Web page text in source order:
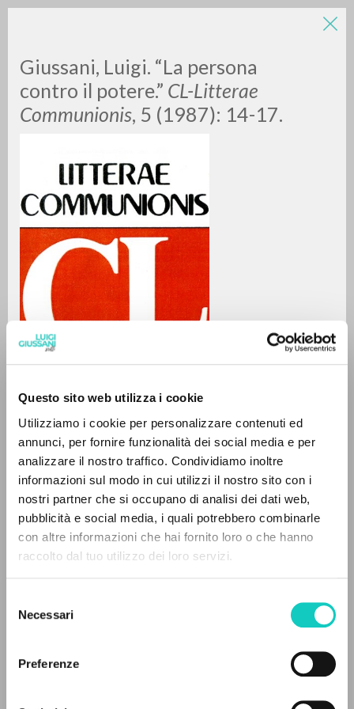
Questo sito web utilizza i cookie
Utilizziamo i cookie per personalizzare contenuti ed
annunci, per fornire funzionalità dei social media e per
analizzare il nostro traffico. Condividiamo inoltre
informazioni sul modo in cui utilizzi il nostro sito con i
nostri partner che si occupano di analisi dei dati web,
pubblicità e social media, i quali potrebbero combinarle
con altre informazioni che hai fornito loro o che hanno
raccolto dal tuo utilizzo dei loro servizi.
delNecessari
Preferenze
Giussani, Luigi. “La persona
contro il potere.” CL-Litterae
Communionis, 5 (1987): 14-17.
Giussani Luigi
Italian
CL-Litterae Communionis
1987
Pages: 4
READ THE FULL TEXT OF THE AVAILABLE
LUIGI
GIUSSANI
0RESULTS FOUND
MORE RESULTS